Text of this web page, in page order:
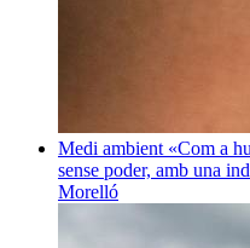
Medi ambient «Com a
sense poder, amb una
Morelló